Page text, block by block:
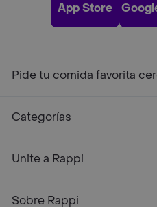
App Store
Pide tu comida favorita
Categorías
Unite a Rappi
Sobre Rappi